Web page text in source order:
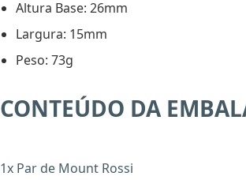
Altura Base: 26mm
Largura: 15mm
Peso: 73g
CONTEÚDO DA
1x Par de Mount Rossi